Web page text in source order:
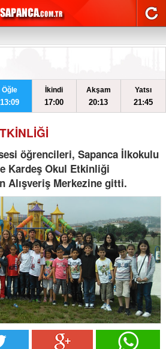
Öğle
13:09
İkindi
17:00
Akşam
20:13
Yatsı
21:45
öğrencileri, Sapanca İlkokulu
Kardeş Okul Etkinliği
Alışveriş Merkezine gitti.